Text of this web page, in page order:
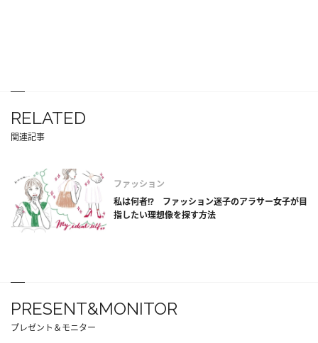
RELATED
関連記事
ファッション
私は何者!? ファッション迷子のアラサー女子が目
指したい理想像を探す方法
PRESENT&MONITOR
プレゼント＆モニター